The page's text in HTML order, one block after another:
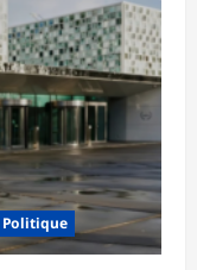
Politique